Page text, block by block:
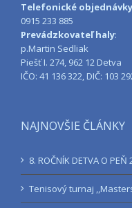
Telefonické objednávky
0915 233 885
Prevádzkovateľ haly:
p.Martin Sedliak
Piešť I. 274, 962 12 Detva
IČO: 41 136 322, DIČ: 103
NAJNOVŠIE ČLÁNKY
8. ROČNÍK DETVA O PEŇ
Tenisový turnaj